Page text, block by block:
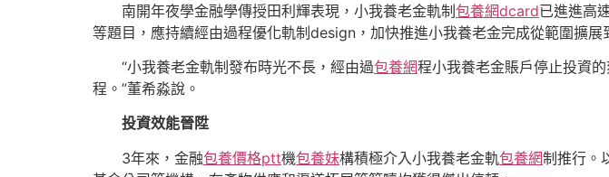
南開年夜學金融學傳授田利輝表現，小我養老金軌制包養網dcard已進進高
等題目，應持續經由過程優化軌制design，加快推進小我養老金完成從範圍擴展
“小我養老金軌制發布時光不長，經由過包養網程小我養老金賬戶停止投資
程。”董希淼說。
投資效能晉陞
3年來，金融包養價格ptt機包養妹構積極介入小我養老金軌包養網制推行。